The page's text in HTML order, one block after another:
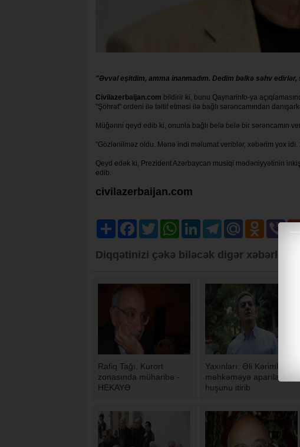
"Əvvəl eşitdim, amma inanmadım. Dedim bəlkə səhv
Civilazerbaijan.com bildirir ki, bunu Qaynarinfo-ya
"Şöhrət” ordeni ilə təltif etməsi ilə bağlı sərəncamından
Müğənni qeyd edib ki, onunla bağlı belə belə bir sərəncamın
"Gözlənilməz oldu. Mənə indi məlumat veriblər, xəbərim yox
Qeyd edək ki, Prezident Azərbaycan musiqi mədəniyyətinin
edib.
civilazerbaijan.com
Share FacebookTwitter WhatsAppLinkedInTelegramMail.Ru
Diqqətinizi çəkə biləcək digər xəbərlər
Rafiq Tağı. Kurort
zonasında müharibə -
HEKAYƏ
Yaxınları: Əli Kərimli
məhkəməyə aparılarkən
huşunu itirib